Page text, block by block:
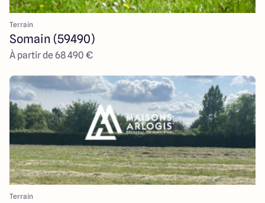
Terrain
Somain (59490)
À partir de 68 490 €
Terrain